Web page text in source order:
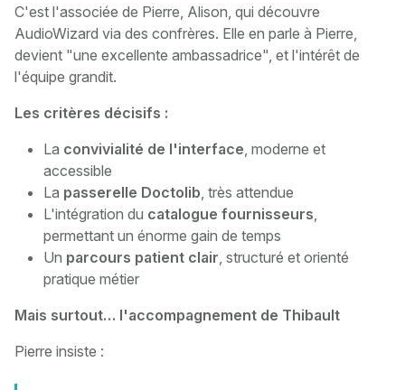
C'est l'associée de Pierre, Alison, qui découvre
AudioWizard via des confrères. Elle en parle à Pierre,
devient "une excellente ambassadrice", et l'intérêt de
l'équipe grandit.
Les critères décisifs :
La convivialité de l'interface, moderne et
accessible
La passerelle Doctolib, très attendue
L'intégration du catalogue fournisseurs,
permettant un énorme gain de temps
Un parcours patient clair, structuré et orienté
pratique métier
Mais surtout… l'accompagnement de Thibault
Pierre insiste :